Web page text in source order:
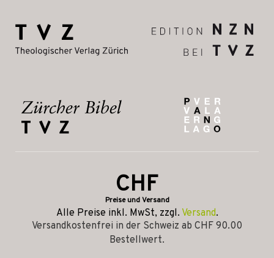
CHF
Preise und Versand
Alle Preise inkl. MwSt, zzgl. Versand.
Versandkostenfrei in der Schweiz ab CHF 90.00
Bestellwert.